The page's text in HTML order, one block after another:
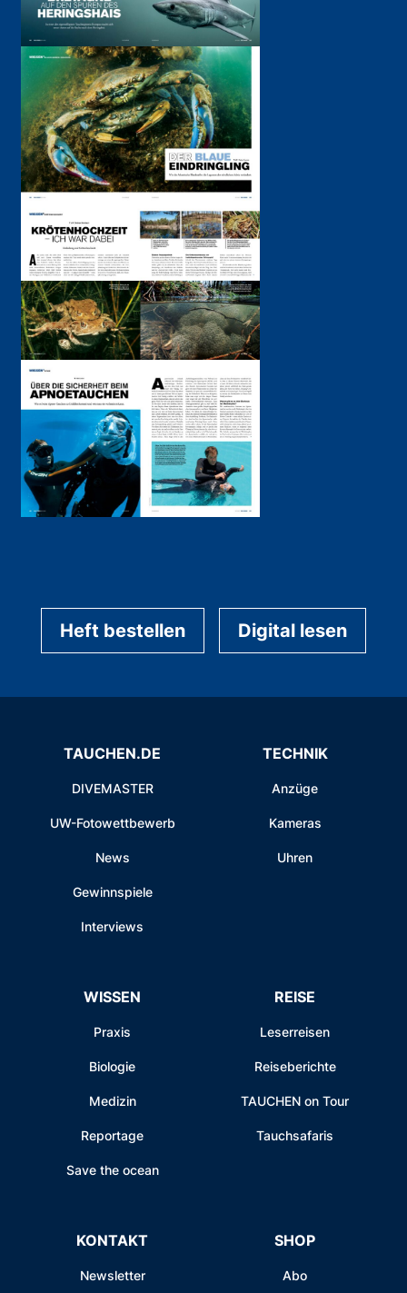
Heft bestellen Digital lesen
TAUCHEN.DE
DIVEMASTER
UW-Fotowettbewerb
News
Gewinnspiele
Interviews
TECHNIK
Anzüge
Kameras
Uhren
WISSEN
Praxis
Biologie
Medizin
Reportage
Save the ocean
REISE
Leserreisen
Reiseberichte
TAUCHEN on Tour
Tauchsafaris
KONTAKT
Newsletter
SHOP
Abo